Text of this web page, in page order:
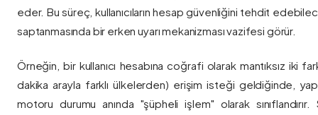
eder. Bu süreç, kullanıcıların hesap güvenliğini tehdit
saptanmasında bir erken uyarı mekanizması vazifesi görür.
Örneğin, bir kullanıcı hesabına coğrafi olarak mantıksız iki
dakika arayla farklı ülkelerden) erişim isteği geldiğinde,
motoru durumu anında "şüpheli işlem" olarak sınıflandırır.